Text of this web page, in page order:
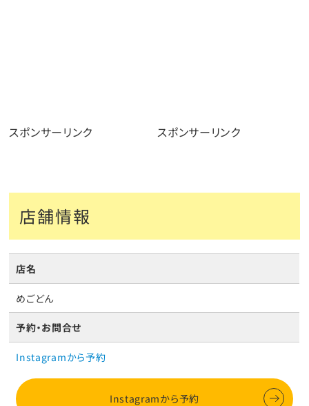
スポンサーリンク スポンサーリンク
店舗情報
店名
めごどん
予約・お問合せ
Instagramから予約
Instagramから予約